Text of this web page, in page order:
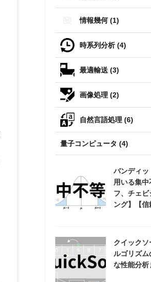
情報幾何 (1)
時系列分析 (4)
最適輸送 (3)
画像処理 (2)
自然言語処理 (6)
量子コンピュータ (4)
バンディッ
用いる集中
フ、チェビ
ング】【信
クイック
ルゴリズ
な性能分析